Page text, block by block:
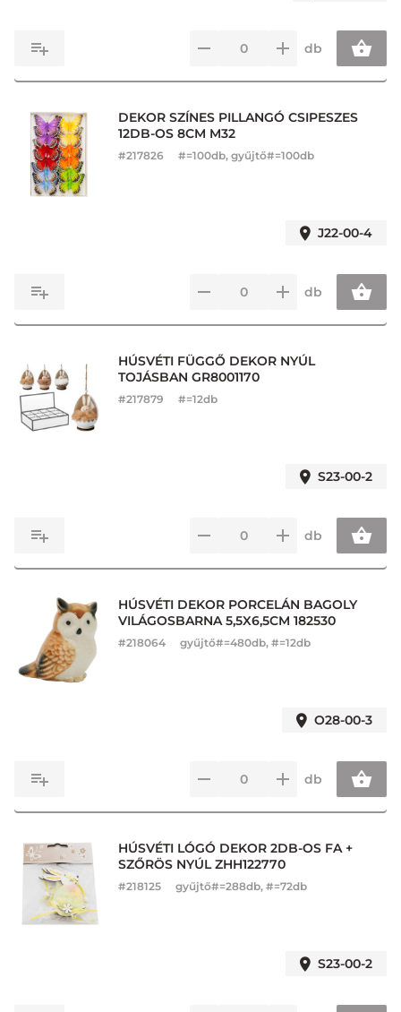
db
DEKOR SZÍNES PILLANGÓ CSIPESZES
12DB-OS 8CM M32
#217826 #=100db, gyűjtő#=100db
J22-00-4
db
HÚSVÉTI FÜGGŐ DEKOR NYÚL
TOJÁSBAN GR8001170
#217879 #=12db
S23-00-2
db
HÚSVÉTI DEKOR PORCELÁN BAGOLY
VILÁGOSBARNA 5,5X6,5CM 182530
#218064 gyűjtő#=480db, #=12db
O28-00-3
db
HÚSVÉTI LÓGÓ DEKOR 2DB-OS FA +
SZŐRÖS NYÚL ZHH122770
#218125 gyűjtő#=288db, #=72db
S23-00-2